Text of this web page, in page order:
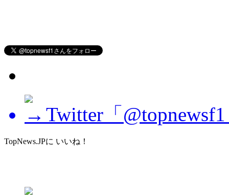
Twitter「
TopNews.JPに いいね！